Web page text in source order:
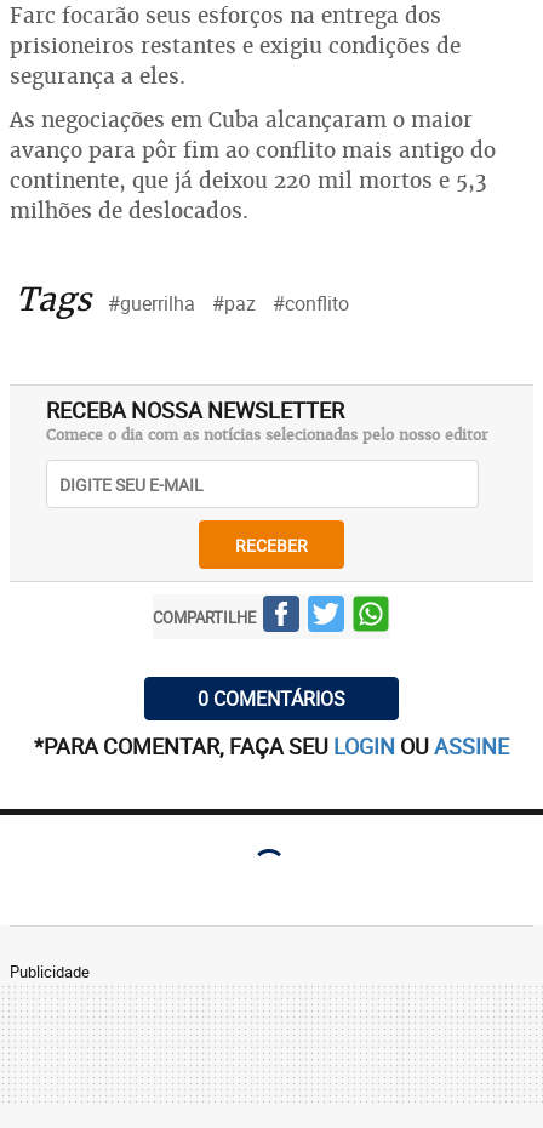
Farc focarão seus esforços na entrega dos
prisioneiros restantes e exigiu condições de
segurança a eles.
As negociações em Cuba alcançaram o maior
avanço para pôr fim ao conflito mais antigo do
continente, que já deixou 220 mil mortos e 5,3
milhões de deslocados.
Tags #guerrilha #paz #conflito
RECEBA NOSSA NEWSLETTER
Comece o dia com as notícias selecionadas pelo nosso editor
RECEBER
COMPARTILHE
0 COMENTÁRIOS
*PARA COMENTAR, FAÇA SEU LOGIN OUASSINE
Publicidade